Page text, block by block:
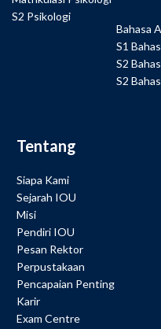
S2 Psikologi
Bahasa
S1
S2
S2
Tentang
Siapa Kami
Sejarah IOU
Misi
Pendiri IOU
Pesan Rektor
Perpustakaan
Pencapaian Penting
Karir
Exam Centre